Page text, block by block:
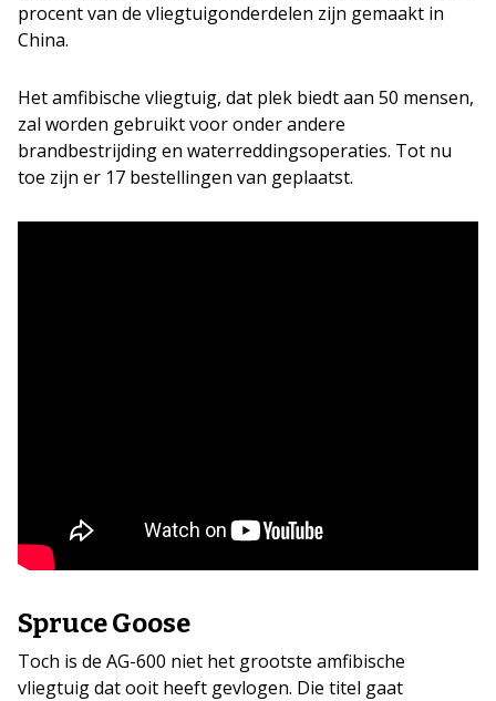
procent van de vliegtuigonderdelen zijn gemaakt in
China.
Het amfibische vliegtuig, dat plek biedt aan 50 mensen,
zal worden gebruikt voor onder andere
brandbestrijding en waterreddingsoperaties. Tot nu
toe zijn er 17 bestellingen van geplaatst.
Spruce Goose
Toch is de AG-600 niet het grootste amfibische
vliegtuig dat ooit heeft gevlogen. Die titel gaat